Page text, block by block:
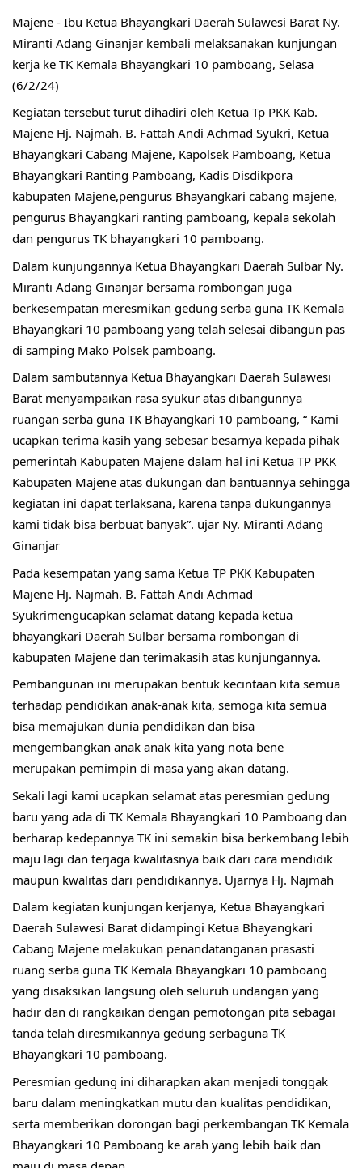
Majene - Ibu Ketua Bhayangkari Daerah Sulawesi Barat Ny.
Miranti Adang Ginanjar kembali melaksanakan kunjungan
kerja ke TK Kemala Bhayangkari 10 pamboang, Selasa
(6/2/24)
Kegiatan tersebut turut dihadiri oleh Ketua Tp PKK Kab.
Majene Hj. Najmah. B. Fattah Andi Achmad Syukri, Ketua
Bhayangkari Cabang Majene, Kapolsek Pamboang, Ketua
Bhayangkari Ranting Pamboang, Kadis Disdikpora
kabupaten Majene,pengurus Bhayangkari cabang majene,
pengurus Bhayangkari ranting pamboang, kepala sekolah
dan pengurus TK bhayangkari 10 pamboang.
Dalam kunjungannya Ketua Bhayangkari Daerah Sulbar Ny.
Miranti Adang Ginanjar bersama rombongan juga
berkesempatan meresmikan gedung serba guna TK Kemala
Bhayangkari 10 pamboang yang telah selesai dibangun pas
di samping Mako Polsek pamboang.
Dalam sambutannya Ketua Bhayangkari Daerah Sulawesi
Barat menyampaikan rasa syukur atas dibangunnya
ruangan serba guna TK Bhayangkari 10 pamboang, “ Kami
ucapkan terima kasih yang sebesar besarnya kepada pihak
pemerintah Kabupaten Majene dalam hal ini Ketua TP PKK
Kabupaten Majene atas dukungan dan bantuannya sehingga
kegiatan ini dapat terlaksana, karena tanpa dukungannya
kami tidak bisa berbuat banyak”. ujar Ny. Miranti Adang
Ginanjar
Pada kesempatan yang sama Ketua TP PKK Kabupaten
Majene Hj. Najmah. B. Fattah Andi Achmad
Syukrimengucapkan selamat datang kepada ketua
bhayangkari Daerah Sulbar bersama rombongan di
kabupaten Majene dan terimakasih atas kunjungannya.
Pembangunan ini merupakan bentuk kecintaan kita semua
terhadap pendidikan anak-anak kita, semoga kita semua
bisa memajukan dunia pendidikan dan bisa
mengembangkan anak anak kita yang nota bene
merupakan pemimpin di masa yang akan datang.
Sekali lagi kami ucapkan selamat atas peresmian gedung
baru yang ada di TK Kemala Bhayangkari 10 Pamboang dan
berharap kedepannya TK ini semakin bisa berkembang lebih
maju lagi dan terjaga kwalitasnya baik dari cara mendidik
maupun kwalitas dari pendidikannya. Ujarnya Hj. Najmah
Dalam kegiatan kunjungan kerjanya, Ketua Bhayangkari
Daerah Sulawesi Barat didampingi Ketua Bhayangkari
Cabang Majene melakukan penandatanganan prasasti
ruang serba guna TK Kemala Bhayangkari 10 pamboang
yang disaksikan langsung oleh seluruh undangan yang
hadir dan di rangkaikan dengan pemotongan pita sebagai
tanda telah diresmikannya gedung serbaguna TK
Bhayangkari 10 pamboang.
Peresmian gedung ini diharapkan akan menjadi tonggak
baru dalam meningkatkan mutu dan kualitas pendidikan,
serta memberikan dorongan bagi perkembangan TK Kemala
Bhayangkari 10 Pamboang ke arah yang lebih baik dan